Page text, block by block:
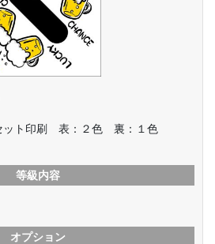
ット印刷 表：２色 裏：１色
等級内容
オプション